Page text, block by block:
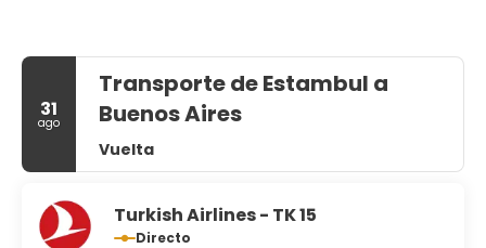
31
ago
Transporte de Estambul a
Buenos Aires
Vuelta
Turkish Airlines - TK 15
Directo